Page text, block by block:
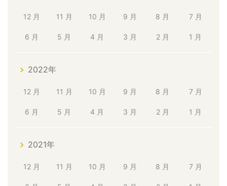
12 月 11 月 10 月 9 月 8 月 7 月
6 月 5 月 4 月 3 月 2 月 1 月
2022年
12 月 11 月 10 月 9 月 8 月 7 月
6 月 5 月 4 月 3 月 2 月 1 月
2021年
12 月 11 月 10 月 9 月 8 月 7 月